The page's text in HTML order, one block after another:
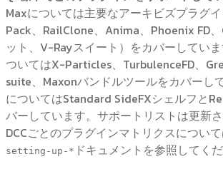
Maxについては主要なアーキビズプラグ
Pack、RailClone、Anima、Phoenix FD
ット、V-Rayスイート）をカバーしてい
ついてはX-Particles、TurbulenceFD、
suite、Maxonバンドルツールをカバーし
についてはStandard SideFXシェルフと
バーしています。サポートリストは更新
DCCごとのプラグインマトリクスについ
setting-up-* ドキュメントを参照してくだ